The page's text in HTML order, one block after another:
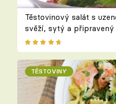
Těstovinový salát s
svěží, sytý a připravený
TĚSTOVINY